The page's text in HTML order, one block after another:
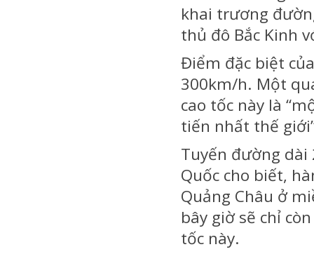
khai trương
thủ đô Bắc Kinh
Điểm đặc biệt
300km/h. Một
cao tốc này là
tiến nhất thế
Tuyến đường dài
Quốc cho biết,
Quảng Châu ở
bây giờ sẽ chỉ
tốc này.